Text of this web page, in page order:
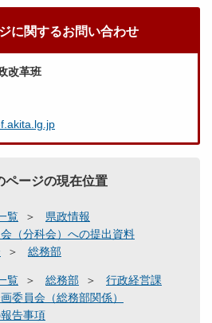
に関するお問い合わせ
改革班
ページの現在位置
覧
県政情報
（分科会）への提出資料
総務部
覧 総務部
行政経営課
委員会（総務部関係）
告事項